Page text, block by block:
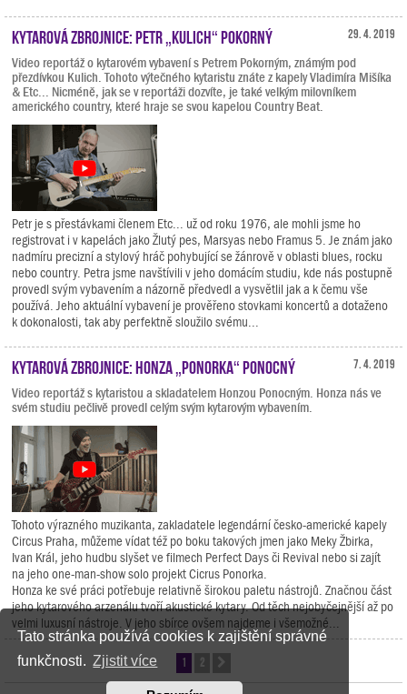
Tato stránka používá cookies k zajištění správné
funkčnosti. Zjistit více
29. 4. 2019
Kytarová zbrojnice: Petr „Kulich“ Pokorný
Video reportáž o kytarovém vybavení s Petrem Pokorným, známým pod
přezdívkou Kulich. Tohoto výtečného kytaristu znáte z kapely Vladimíra Mišíka
& Etc... Nicméně, jak se v reportáži dozvíte, je také velkým milovníkem
amerického country, které hraje se svou kapelou Country Beat.
Petr je s přestávkami členem Etc... už od roku 1976, ale mohli jsme ho
registrovat i v kapelách jako Žlutý pes, Marsyas nebo Framus 5. Je znám jako
nadmíru precizní a stylový hráč pohybující se žánrově v oblasti blues, rocku
nebo country. Petra jsme navštívili v jeho domácím studiu, kde nás postupně
provedl svým vybavením a názorně předvedl a vysvětlil jak a k čemu vše
používá. Jeho aktuální vybavení je prověřeno stovkami koncertů a dotaženo
k dokonalosti, tak aby perfektně sloužilo svému...
7. 4. 2019
Kytarová zbrojnice: Honza „Ponorka“ Ponocný
Video reportáž s kytaristou a skladatelem Honzou Ponocným. Honza nás ve
svém studiu pečlivě provedl celým svým kytarovým vybavením.
Tohoto výrazného muzikanta, zakladatele legendární česko-americké kapely
Circus Praha, můžeme vídat též po boku takových jmen jako Meky Žbirka,
Ivan Král, jeho hudbu slyšet ve filmech Perfect Days či Revival nebo si zajít
na jeho one-man-show solo projekt Cicrus Ponorka.
Honza ke své práci potřebuje relativně širokou paletu nástrojů. Značnou část
jeho kytarového arzenálu tvoří akustické kytary. Od těch nejobyčejnější až po
velmi luxusní nástroje. V jeho sbírce ovšem najdeme i všemožné...
1 2